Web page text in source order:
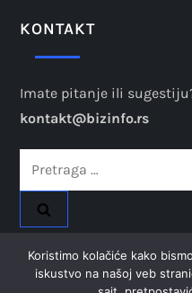
KONTAKT
Imate pitanje ili
kontakt@bizinfo.rs
Koristimo kolačiće kako
iskustvo na našoj veb